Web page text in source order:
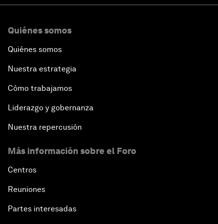
Quiénes somos
Quiénes somos
Nuestra estrategia
Cómo trabajamos
Liderazgo y gobernanza
Nuestra repercusión
Más información sobre el Foro
Centros
Reuniones
Partes interesadas